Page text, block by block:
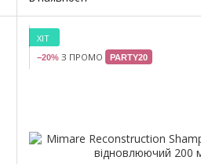
ХІТ
−20% З ПРОМО PARTY20